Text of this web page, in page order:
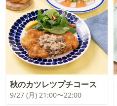
秋のカツレツプチコース
9/27 (月) 21:00〜22:00